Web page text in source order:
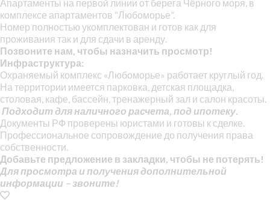
Апартаменты на первой линии от берега Чёрного моря, в
комплексе апартаментов “Любоморье”.
Номер полностью укомплектован и готов как для
проживания так и для сдачи в аренду.
Позвоните нам, чтобы назначить просмотр!
Инфраструктура:
Охраняемый комплекс «Любоморье» работает круглый год.
На территории имеется парковка, детская площадка,
столовая, кафе, бассейн, тренажерный зал и салон красоты.
Подходит для наличного расчета, под ипотеку.
Документы РФ проверены юристами и готовы к сделке.
Профессиональное сопровождение до получения права
собственности.
Добавьте предложение в закладки, чтобы не потерять!
Для просмотра и получения дополнительной
информации – звоните!